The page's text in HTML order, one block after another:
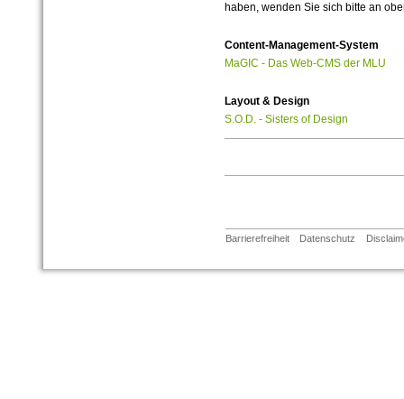
haben, wenden Sie sich bitte an
Content-Management-System
MaGIC - Das Web-CMS der MLU
Layout & Design
S.O.D. - Sisters of Design
Barrierefreiheit Datenschutz